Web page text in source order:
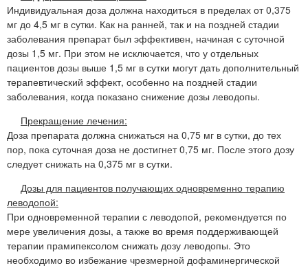
Индивидуальная доза должна находиться в пределах от 0,375
мг до 4,5 мг в сутки. Как на ранней, так и на поздней стадии
заболевания препарат был эффективен, начиная с суточной
дозы 1,5 мг. При этом не исключается, что у отдельных
пациентов дозы выше 1,5 мг в сутки могут дать дополнительный
терапевтический эффект, особенно на поздней стадии
заболевания, когда показано снижение дозы леводопы.
Прекращение лечения:
Доза препарата должна снижаться на 0,75 мг в сутки, до тех
пор, пока суточная доза не достигнет 0,75 мг. После этого дозу
следует снижать на 0,375 мг в сутки.
Дозы для пациентов получающих одновременно терапию
леводопой:
При одновременной терапии с леводопой, рекомендуется по
мере увеличения дозы, а также во время поддерживающей
терапии прамипексолом снижать дозу леводопы. Это
необходимо во избежание чрезмерной дофаминергической